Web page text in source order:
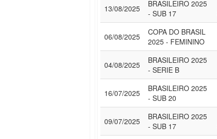
13/08/2025
BRASILEIRO 2025
- SUB 17
06/08/2025
COPA DO BRASIL
2025 - FEMININO
04/08/2025
BRASILEIRO 2025
- SERIE B
16/07/2025
BRASILEIRO 2025
- SUB 20
09/07/2025
BRASILEIRO 2025
- SUB 17